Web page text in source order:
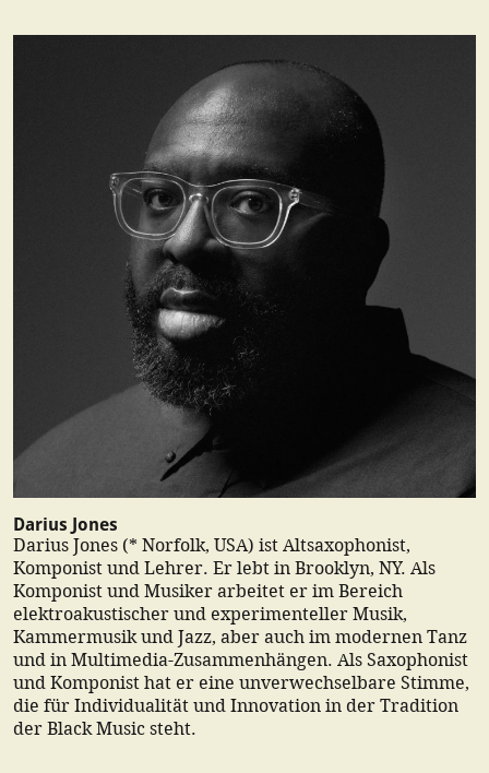
Darius Jones
Darius Jones (* Norfolk, USA) ist Altsaxophonist,
Komponist und Lehrer. Er lebt in Brooklyn, NY. Als
Komponist und Musiker arbeitet er im Bereich
elektroakustischer und experimenteller Musik,
Kammermusik und Jazz, aber auch im modernen Tanz
und in Multimedia-Zusammenhängen. Als Saxophonist
und Komponist hat er eine unverwechselbare Stimme,
die für Individualität und Innovation in der Tradition
der Black Music steht.